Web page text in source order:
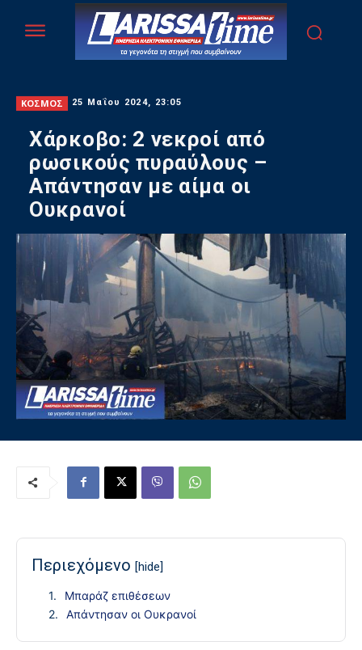
ΚΟΣΜΟΣ 25 Μαΐου 2024, 23:05
Χάρκοβο: 2 νεκροί από
ρωσικούς πυραύλους –
Απάντησαν με αίμα οι
Ουκρανοί
Περιεχόμενο [hide]
Μπαράζ επιθέσεων
Απάντησαν οι Ουκρανοί